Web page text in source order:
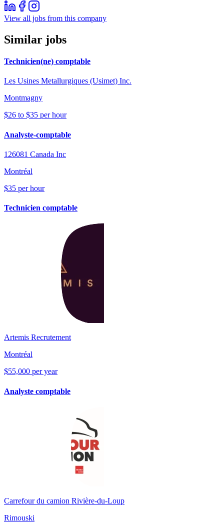
View all jobs from this company
Similar jobs
Technicien(ne) comptable
Les Usines Metallurgiques (Usimet) Inc.
Montmagny
$26 to $35 per hour
Analyste-comptable
126081 Canada Inc
Montréal
$35 per hour
Technicien comptable
Artemis Recrutement
Montréal
$55,000 per year
Analyste comptable
Carrefour du camion Rivière-du-Loup
Rimouski